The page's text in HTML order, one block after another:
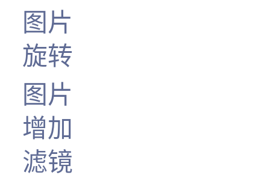
图片
旋转
图片
增加
滤镜